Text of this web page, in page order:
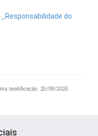
_Responsabilidade do
modificação: 25/09/2025